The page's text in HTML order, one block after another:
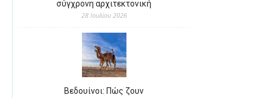
σύγχρονη αρχιτεκτονική
28 Ιουλίου 2026
Βεδουίνοι: Πώς ζουν